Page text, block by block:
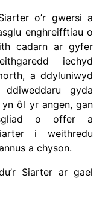
o’r gwersi a
enghreifftiau o
cadarn ar gyfer
iechyd
a ddyluniwyd
gyda
ôl yr angen, gan
o offer a
i weithredu
a chyson.
Siarter ar gael